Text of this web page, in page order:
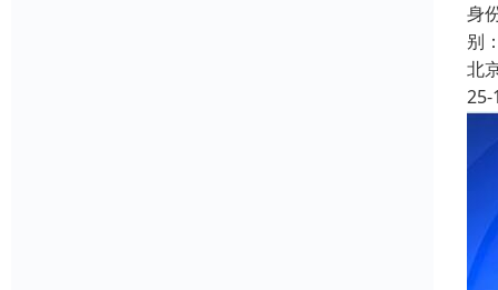
身
别
北
25-